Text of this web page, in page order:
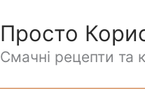
Просто
Смачні рецепти та